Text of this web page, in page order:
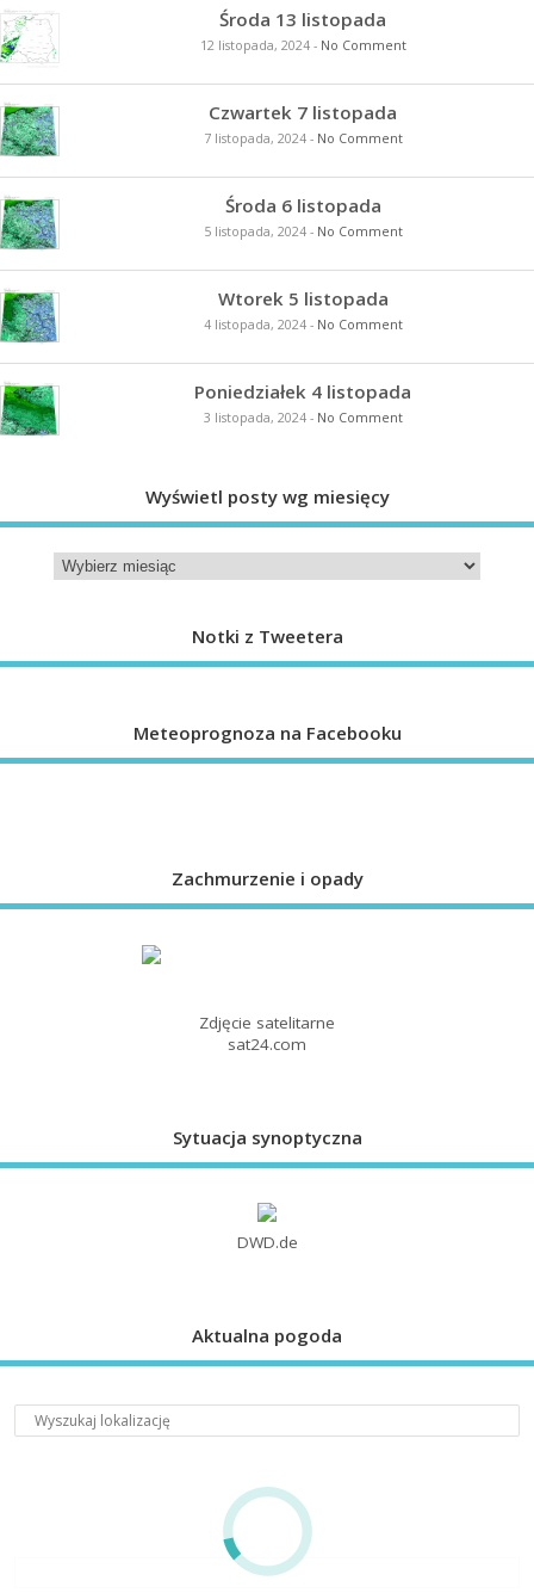
Środa 13 listopada
12 listopada, 2024- No Comment
Czwartek 7 listopada
7 listopada, 2024- No Comment
Środa 6 listopada
5 listopada, 2024- No Comment
Wtorek 5 listopada
4 listopada, 2024- No Comment
Poniedziałek 4 listopada
3 listopada, 2024- No Comment
Wyświetl posty wg miesięcy
Notki z Tweetera
Meteoprognoza na Facebooku
Zachmurzenie i opady
Zdjęcie satelitarne
sat24.com
Sytuacja synoptyczna
DWD.de
Aktualna pogoda